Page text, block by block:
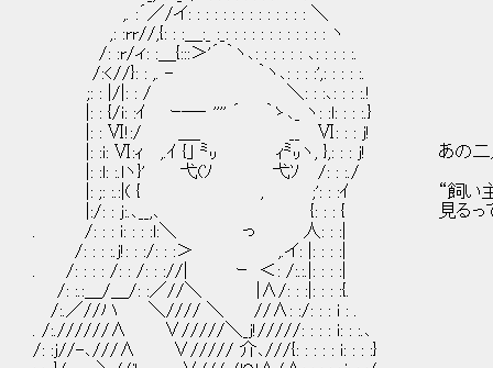
,. :´／/イ: : : : : : : : : : : : : : ＼
,: :rr//,{: : :＿:_ :_: : : : : : : : : : : : ヽ
/: :r/ィ: :＿{:::＞'´ ｀ヽ､: : : : : : ､: : : : :.
/:<//}: : ,. - ｀ヽ､: : : :',: : : : :.
;: : |/|: : / ＼: : :､: : : :.!
|: : {/i: :ｲ ｰ―‐ '''' ´ ｀ゝ､_ ヽ: :l: : : :.}
|: : Ⅵ!:/ ＿_ __ Ⅵ: : : j!
|: :i: Ⅵ:ｨ ,.ｲ {｣ ㍉ ｨ㍉ヽ, },: : : j! あの二人も女
|: :l: :.lヽ}' 弋(ｿ 弋ｿ /: : :./
|: ;: :.:|( { , ;': : :ｲ “飼い主”がしっ
|:/: : j:.､__,､ {: : : { 見るって言う
. /: : : i: : : :l:＼ っ 人: : :|
/: : : :.j!: : :/: : :＞ ,.イ: |: : : :|
. /: : : : /: : /: : ://| ｰ ＜: /:.:.|: : : :|
/: :.:＿/＿/: :／//＼ |∧/: : :|: : : :{.
/:.／//ハ ＼//// ＼ //∧: :/: : : i : .
. /:.//////∧ ∨/////＼_j!/////: : : : i: : :.､
/: :j//-､///∧ ∨///// 介､///{: : : : : i: : : :}